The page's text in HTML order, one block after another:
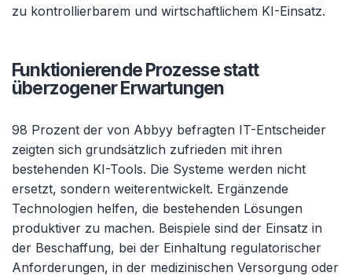
zu kontrollierbarem und wirtschaftlichem KI-Einsatz.
Funktionierende Prozesse statt
überzogener Erwartungen
98 Prozent der von Abbyy befragten IT-Entscheider
zeigten sich grundsätzlich zufrieden mit ihren
bestehenden KI-Tools. Die Systeme werden nicht
ersetzt, sondern weiterentwickelt. Ergänzende
Technologien helfen, die bestehenden Lösungen
produktiver zu machen. Beispiele sind der Einsatz in
der Beschaffung, bei der Einhaltung regulatorischer
Anforderungen, in der medizinischen Versorgung oder